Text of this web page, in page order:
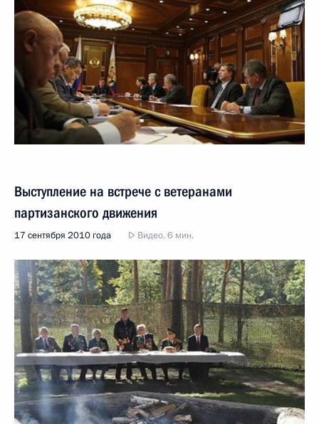
Выступление на встрече с ветеранами
партизанского движения
17 сентября 2010 года Видео, 6 мин.